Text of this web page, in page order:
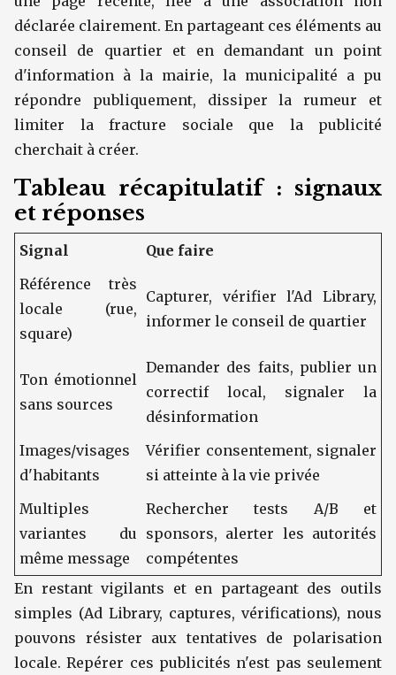
déclarée clairement. En partageant ces éléments au
conseil de quartier et en demandant un point
d'information à la mairie, la municipalité a pu
répondre publiquement, dissiper la rumeur et
limiter la fracture sociale que la publicité
cherchait à créer.
Tableau récapitulatif : signaux
et réponses
Signal
Que faire
Référence très
locale (rue,
square)
Capturer, vérifier l'Ad Library,
informer le conseil de quartier
Ton émotionnel
sans sources
Demander des faits, publier un
correctif local, signaler la
désinformation
Images/visages
d'habitants
Vérifier consentement, signaler
si atteinte à la vie privée
Multiples
variantes du
même message
Rechercher tests A/B et
sponsors, alerter les autorités
compétentes
En restant vigilants et en partageant des outils
simples (Ad Library, captures, vérifications), nous
pouvons résister aux tentatives de polarisation
locale. Repérer ces publicités n'est pas seulement